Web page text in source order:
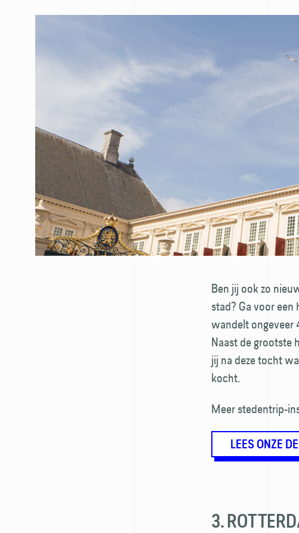
Ben jij ook zo
stad? Ga voor
wandelt ongeveer
Naast de grootste
jij na deze tocht
kocht.
Meer stedentrip-
LEES ONZE
3.